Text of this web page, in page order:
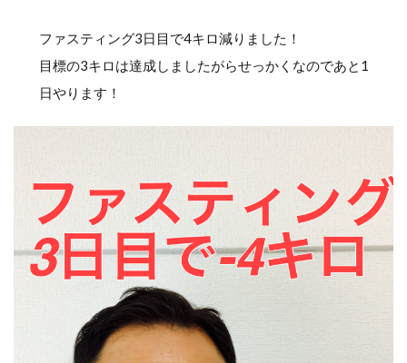
ファスティング3日目で4キロ減りました！
目標の3キロは達成しましたがらせっかくなのであと1
日やります！